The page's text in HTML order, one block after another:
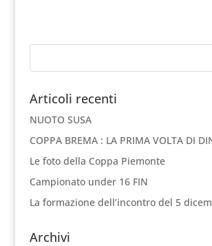
Articoli recenti
NUOTO SUSA
COPPA BREMA : LA PRIMA VOLTA DI
Le foto della Coppa Piemonte
Campionato under 16 FIN
La formazione dell’incontro del 5
Archivi